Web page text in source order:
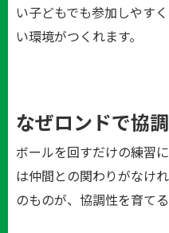
い子どもでも参加しやす
い環境がつくれます。
なぜロンドで協
ボールを回すだけの練習
は仲間との関わりがなけ
のものが、協調性を育て